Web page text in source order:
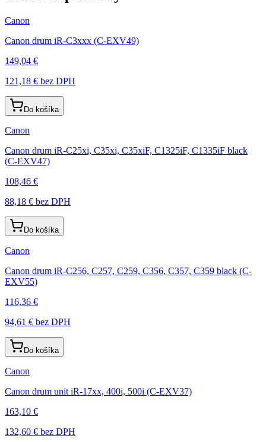
Canon
Canon drum iR-C3xxx (C-EXV49)
149,04 €
121,18 € bez DPH
Do košíka
Canon
Canon drum iR-C25xi, C35xi, C35xiF, C1325iF, C1335iF black
(C-EXV47)
108,46 €
88,18 € bez DPH
Do košíka
Canon
Canon drum iR-C256, C257, C259, C356, C357, C359 black (C-
EXV55)
116,36 €
94,61 € bez DPH
Do košíka
Canon
Canon drum unit iR-17xx, 400i, 500i (C-EXV37)
163,10 €
132,60 € bez DPH